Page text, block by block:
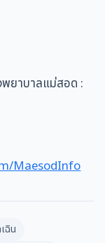
พยาบาลแม่สอด :
MaesodInfo
ฉิน